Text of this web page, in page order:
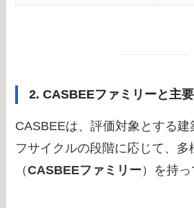
2. CASBEEファミリーと主
CASBEEは、評価対象とする建
フサイクルの段階に応じて、多
（CASBEEファミリー ）を持っ